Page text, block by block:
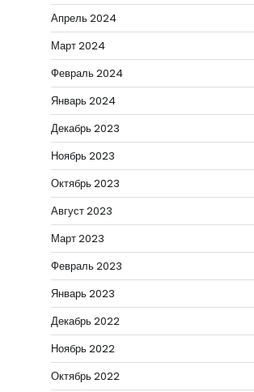
Апрель 2024
Март 2024
Февраль 2024
Январь 2024
Декабрь 2023
Ноябрь 2023
Октябрь 2023
Август 2023
Март 2023
Февраль 2023
Январь 2023
Декабрь 2022
Ноябрь 2022
Октябрь 2022